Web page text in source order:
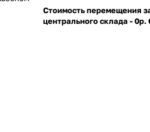
Стоимость перемещения
центрального склада -